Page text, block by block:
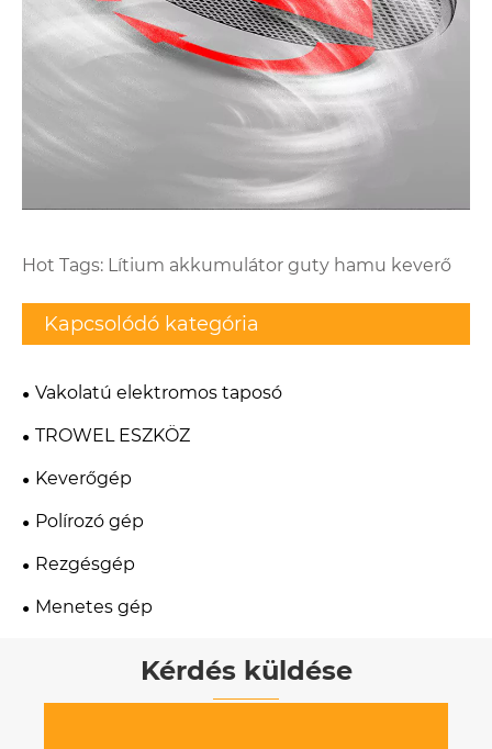
Hot Tags: Lítium akkumulátor guty hamu keverő
Kapcsolódó kategória
Vakolatú elektromos taposó
TROWEL ESZKÖZ
Keverőgép
Polírozó gép
Rezgésgép
Menetes gép
Kérdés küldése